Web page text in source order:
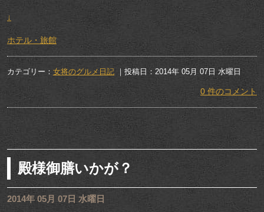
↓
ホテル・旅館
カテゴリー： 女将のグルメ日記 ｜投稿日：2014年 05月 07日 水曜日
0 件のコメント
殿様御膳いかが？
2014年 05月 07日 水曜日